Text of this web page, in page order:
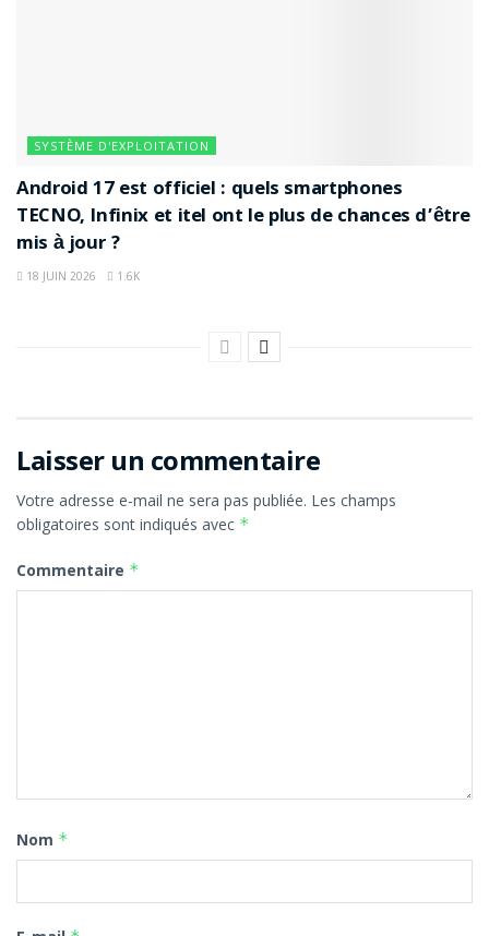
SYSTÈME D'EXPLOITATION
Android 17 est officiel : quels smartphones
TECNO, Infinix et itel ont le plus de chances d’être
mis à jour ?
18 JUIN 2026 1.6K
Laisser un commentaire
Votre adresse e-mail ne sera pas publiée. Les champs
obligatoires sont indiqués avec *
Commentaire *
Nom *